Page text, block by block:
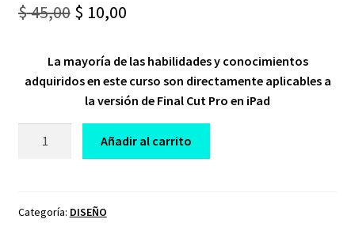
$45,00 Original
was:
$ 45,00.
$ 10,00Current
is:
$ 10,00.
La mayoría de las habilidades y conocimientos
adquiridos en este curso son directamente aplicables a
la versión de Final Cut Pro en iPad
2024
Añadir al carrito
Categoría: DISEÑO